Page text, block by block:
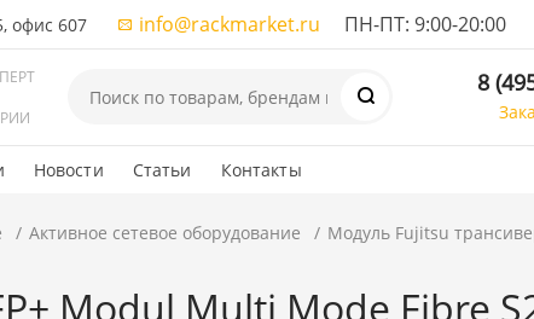
офис 607 info@rackmarket.ru ПН-ПТ: 9:00-20:00
8
Новости Статьи Контакты
Активное сетевое оборудование
Модуль Fujitsu
Modul Multi Mode Fibre